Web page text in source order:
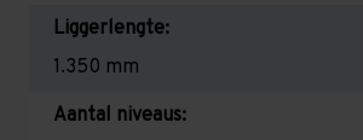
Liggerlengte:
1.350 mm
Aantal niveaus: